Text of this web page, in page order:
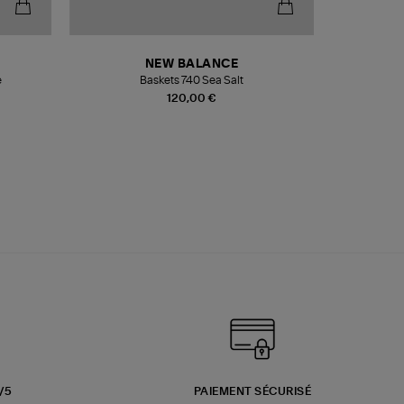
120,00 €
NEW BALANCE
Baskets 740 Sea Salt
5
PAIEMENT SÉCURISÉ